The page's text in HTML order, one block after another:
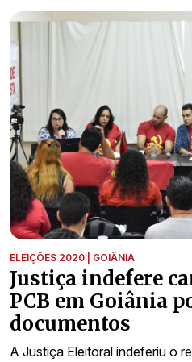
ELEIÇÕES 2020 | GOIÂNIA
Justiça indefere
PCB em Goiânia
documentos
A Justiça Eleitoral indeferiu o